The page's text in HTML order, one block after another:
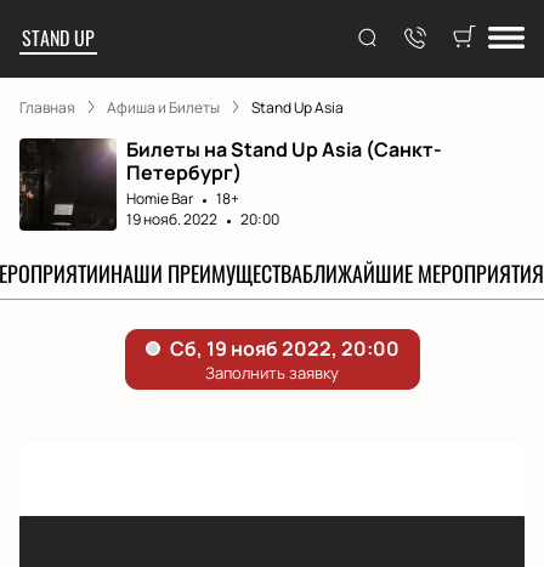
STAND UP
Главная Афиша и Билеты Stand Up Asia
Билеты на Stand Up Asia (Санкт-
Петербург)
Homie Bar
18+
19 нояб. 2022
20:00
НАШИ ПРЕИМУЩЕСТВАБЛИЖАЙШИЕ МЕРОПРИЯТИЯ